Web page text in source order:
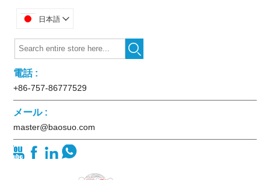
日本語 

電話 :
+86-757-86777529
メール :
master@baosuo.com
   